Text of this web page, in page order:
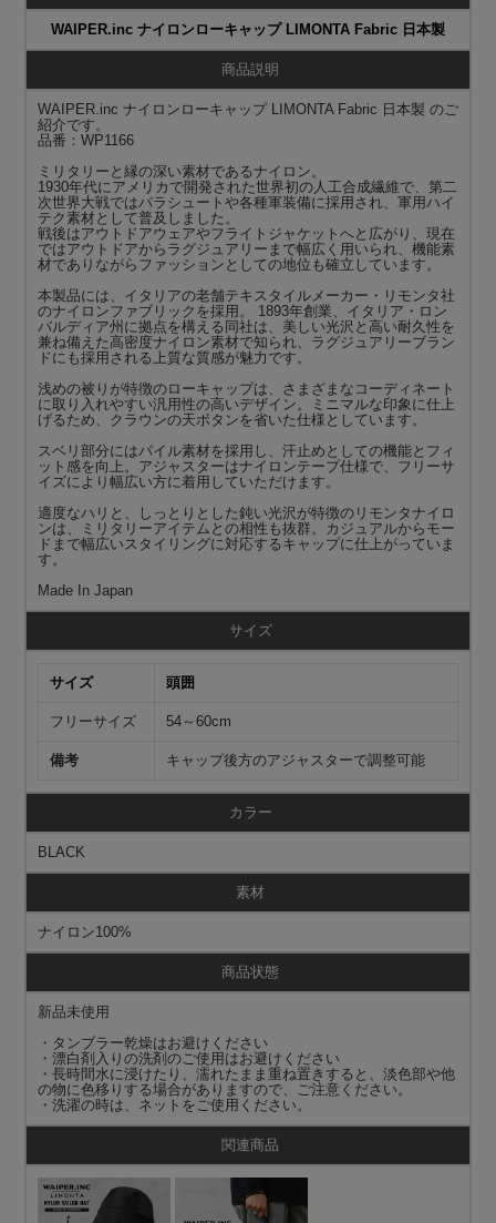
WAIPER.inc ナイロンローキャップ LIMONTA Fabric 日本製
商品説明
WAIPER.inc ナイロンローキャップ LIMONTA Fabric 日本製 のご
紹介です。
品番：WP1166
ミリタリーと縁の深い素材であるナイロン。
1930年代にアメリカで開発された世界初の人工合成繊維で、第二
次世界大戦ではパラシュートや各種軍装備に採用され、軍用ハイ
テク素材として普及しました。
戦後はアウトドアウェアやフライトジャケットへと広がり、現在
ではアウトドアからラグジュアリーまで幅広く用いられ、機能素
材でありながらファッションとしての地位も確立しています。
本製品には、イタリアの老舗テキスタイルメーカー・リモンタ社
のナイロンファブリックを採用。 1893年創業、イタリア・ロン
バルディア州に拠点を構える同社は、美しい光沢と高い耐久性を
兼ね備えた高密度ナイロン素材で知られ、ラグジュアリーブラン
ドにも採用される上質な質感が魅力です。
浅めの被りが特徴のローキャップは、さまざまなコーディネート
に取り入れやすい汎用性の高いデザイン。ミニマルな印象に仕上
げるため、クラウンの天ボタンを省いた仕様としています。
スベリ部分にはパイル素材を採用し、汗止めとしての機能とフィ
ット感を向上。アジャスターはナイロンテープ仕様で、フリーサ
イズにより幅広い方に着用していただけます。
適度なハリと、しっとりとした鈍い光沢が特徴のリモンタナイロ
ンは、ミリタリーアイテムとの相性も抜群。カジュアルからモー
ドまで幅広いスタイリングに対応するキャップに仕上がっていま
す。
Made In Japan
サイズ
サイズ 頭囲
フリーサイズ 54～60cm
備考 キャップ後方のアジャスターで調整可能
カラー
BLACK
素材
ナイロン100%
商品状態
新品未使用
・タンブラー乾燥はお避けください
・漂白剤入りの洗剤のご使用はお避けください
・長時間水に浸けたり、濡れたまま重ね置きすると、淡色部や他
の物に色移りする場合がありますので、ご注意ください。
・洗濯の時は、ネットをご使用ください。
関連商品